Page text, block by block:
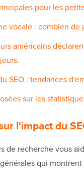
pour les
vocale : combien
américains
SEO : tendances
sur les
l'impact du
de recherche vous
qui